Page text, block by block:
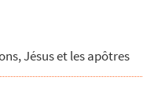
Jésus et les apôtres